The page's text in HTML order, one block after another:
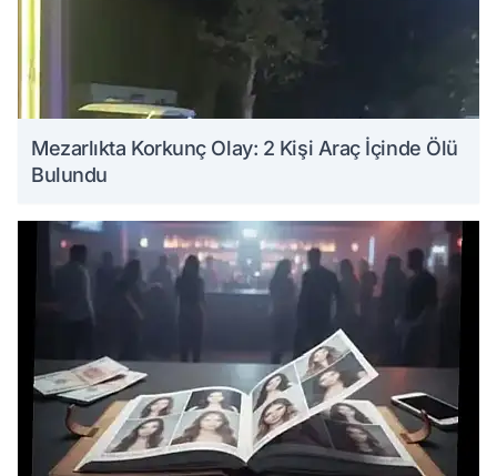
Mezarlıkta Korkunç Olay: 2 Kişi Araç İçinde Ölü
Bulundu